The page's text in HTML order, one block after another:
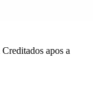
Creditados apos a